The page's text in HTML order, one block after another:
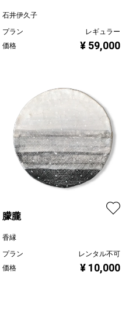
石井伊久子
プラン
レギュラー
価格
¥ 59,000
朦朧
香縁
プラン
レンタル不可
価格
¥ 10,000